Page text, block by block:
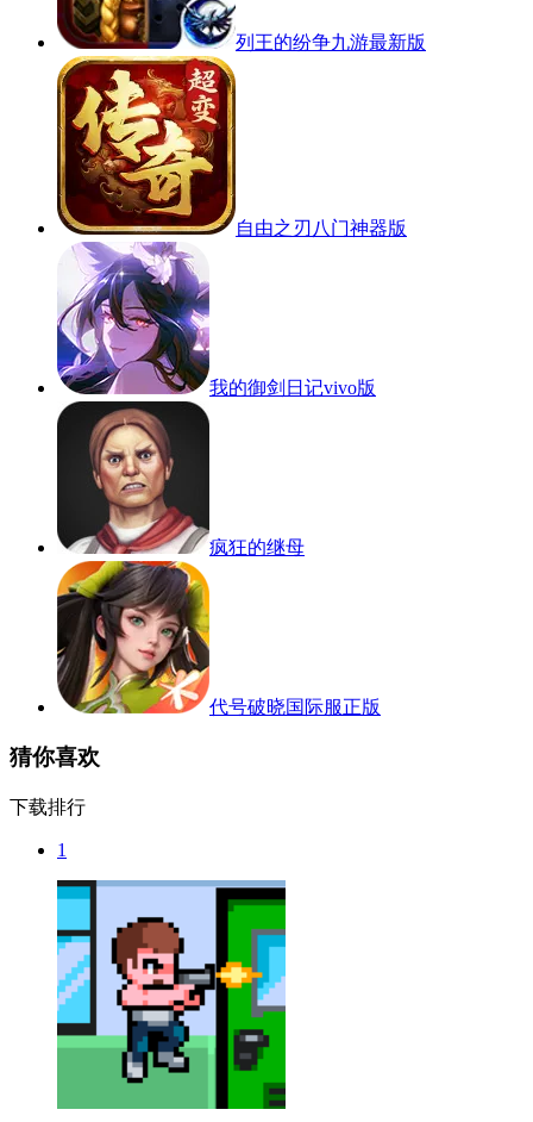
列王的纷争九游最新版
自由之刃八门神器版
我的御剑日记vivo版
疯狂的继母
代号破晓国际服正版
猜你喜欢
下载排行
1